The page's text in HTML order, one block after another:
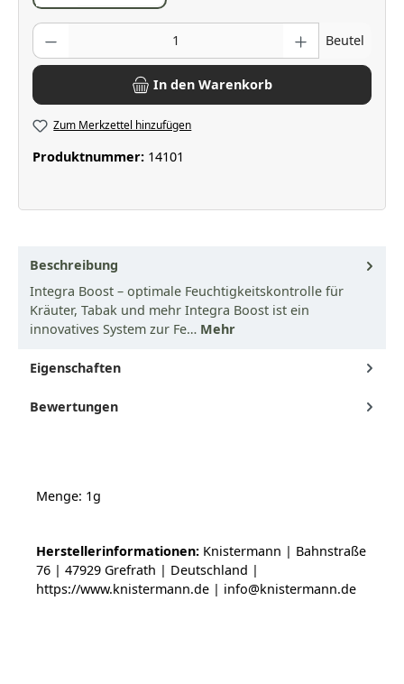
Produkt Anzahl: Gib den gewünschten Wert ein oder benutze die
Beutel
In den Warenkorb
Zum Merkzettel hinzufügen
Produktnummer: 14101
Beschreibung
Integra Boost – optimale Feuchtigkeitskontrolle für
Kräuter, Tabak und mehr Integra Boost ist ein
innovatives System zur Fe… Mehr
Eigenschaften
Bewertungen
Menge: 1g
Herstellerinformationen: Knistermann | Bahnstraße
76 | 47929 Grefrath | Deutschland |
https://www.knistermann.de | info@knistermann.de